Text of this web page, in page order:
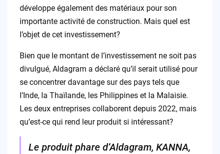
développe également des matériaux pour son
importante activité de construction. Mais quel est
l’objet de cet investissement?
Bien que le montant de l’investissement ne soit pas
divulgué, Aldagram a déclaré qu’il serait utilisé pour
se concentrer davantage sur des pays tels que
l’Inde, la Thaïlande, les Philippines et la Malaisie.
Les deux entreprises collaborent depuis 2022, mais
qu’est-ce qui rend leur produit si intéressant?
Le produit phare d’Aldagram, KANNA,